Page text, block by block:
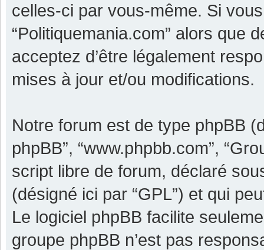
celles-ci par vous-même. Si
“Politiquemania.com” alors que
acceptez d’être légalement
mises à jour et/ou modifications.
Notre forum est de type phpBB
phpBB”, “www.phpbb.com”,
script libre de forum, déclaré
(désigné ici par “GPL”) et qui
Le logiciel phpBB facilite
groupe phpBB n’est pas